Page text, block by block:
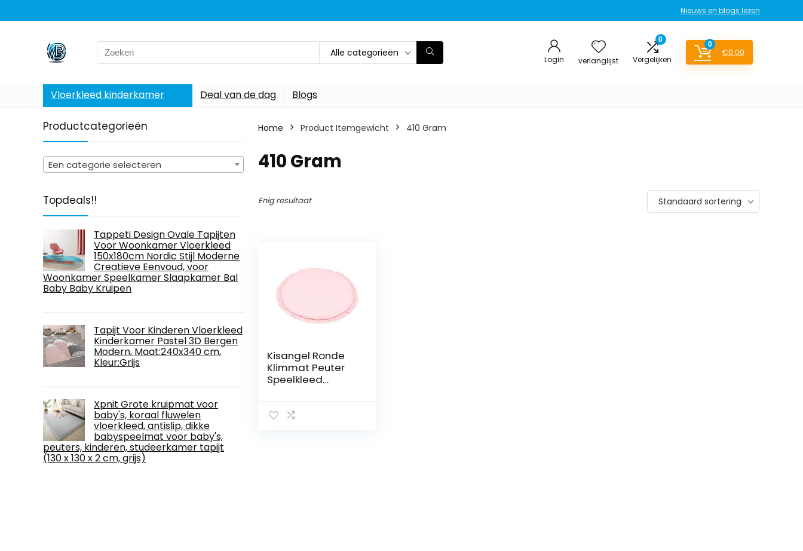
Nieuws en blogs lezen
Search
for:
Alle categorieën
Login verlanglijst
0
Vergelijken
0
€0.00
Vloerkleed kinderkamer Deal van de dag Blogs
Productcategorieën
Een categorie selecteren
Topdeals!!
Tappeti Design Ovale Tapijten
Voor Woonkamer Vloerkleed
150x180cm Nordic Stijl Moderne
Creatieve Eenvoud, voor
Woonkamer Speelkamer Slaapkamer Bal
Baby Baby Kruipen
Tapijt Voor Kinderen Vloerkleed
Kinderkamer Pastel 3D Bergen
Modern, Maat:240x340 cm,
Kleur:Grijs
Xpnit Grote kruipmat voor
baby's, koraal fluwelen
vloerkleed, antislip, dikke
babyspeelmat voor baby's,
peuters, kinderen, studeerkamer tapijt
(130 x 130 x 2 cm, grijs)
Home Product Itemgewicht ‎410 Gram
‎410 Gram
Enig resultaat Standaard sortering
Kisangel Ronde
Klimmat Peuter
Speelkleed
Tapijten Kids